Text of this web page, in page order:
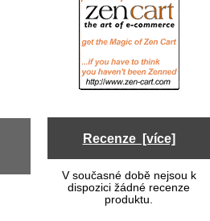
Recenze [více]
V současné době nejsou k
dispozici žádné recenze
produktu.